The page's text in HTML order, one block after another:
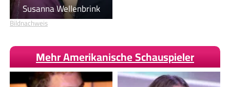
Susanna Wellenbrink
Bildnachweis
Mehr Amerikanische Schauspieler